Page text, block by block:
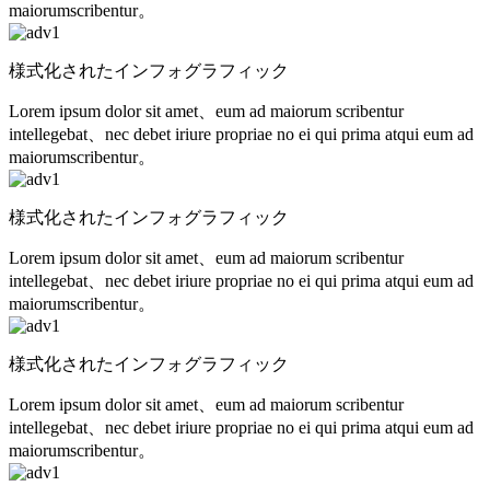
maiorumscribentur。
様式化されたインフォグラフィック
Lorem ipsum dolor sit amet、eum ad maiorum scribentur
intellegebat、nec debet iriure propriae no ei qui prima atqui eum ad
maiorumscribentur。
様式化されたインフォグラフィック
Lorem ipsum dolor sit amet、eum ad maiorum scribentur
intellegebat、nec debet iriure propriae no ei qui prima atqui eum ad
maiorumscribentur。
様式化されたインフォグラフィック
Lorem ipsum dolor sit amet、eum ad maiorum scribentur
intellegebat、nec debet iriure propriae no ei qui prima atqui eum ad
maiorumscribentur。